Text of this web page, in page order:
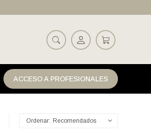
ACCESO A PROFESIONALES
Recomendados